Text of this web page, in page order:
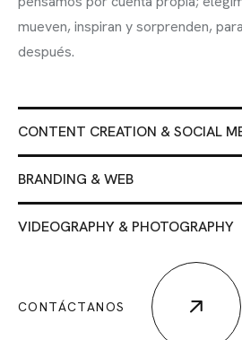
mueven, inspiran y sorprenden,
después.
CONTENT CREATION & SOCIAL
BRANDING & WEB
VIDEOGRAPHY & PHOTOGRAPHY
CONTÁCTANOS